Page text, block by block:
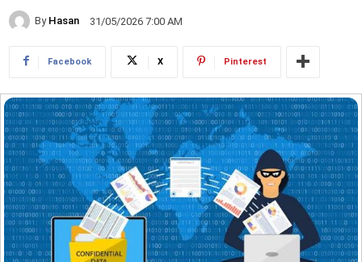
By Hasan 31/05/2026 7:00 AM
Facebook X Pinterest